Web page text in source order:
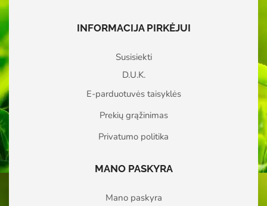
INFORMACIJA PIRKĖJUI
Susisiekti
D.U.K.
E-parduotuvės taisyklės
Prekių grąžinimas
Privatumo politika
MANO PASKYRA
Mano paskyra